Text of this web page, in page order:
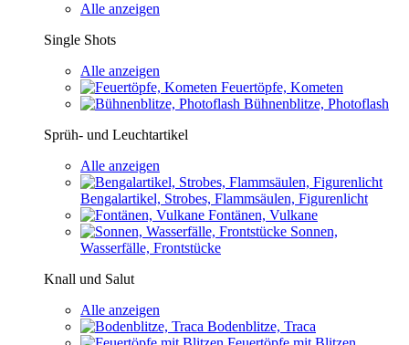
Alle anzeigen
Single Shots
Alle anzeigen
Feuertöpfe, Kometen
Bühnenblitze, Photoflash
Sprüh- und Leuchtartikel
Alle anzeigen
Bengalartikel, Strobes, Flammsäulen, Figurenlicht
Fontänen, Vulkane
Sonnen,
Wasserfälle, Frontstücke
Knall und Salut
Alle anzeigen
Bodenblitze, Traca